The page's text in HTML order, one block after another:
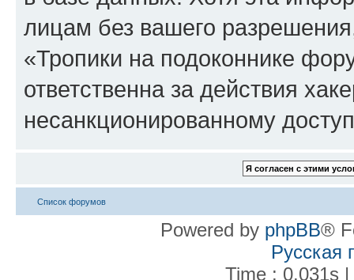
лицам без вашего
«Тропики на подоконнике
ответственна за действия
несанкционированному
Список форумов
Powered by phpBB®
Русская
Time : 0.031s